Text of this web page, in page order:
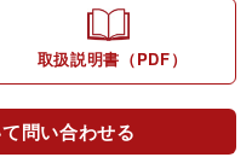
取扱説明書（PDF）
問い合わせる